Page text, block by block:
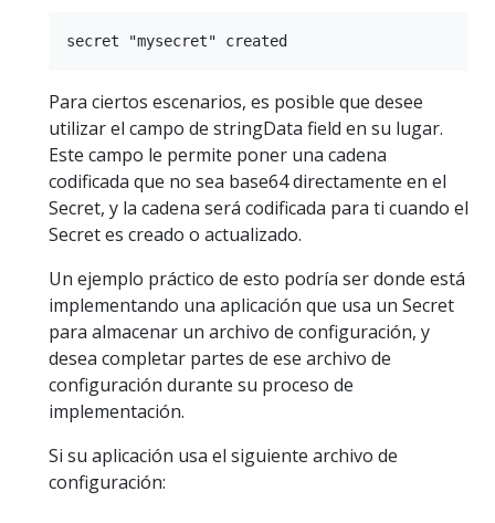
Para ciertos escenarios, es posible que desee
utilizar el campo de stringData field en su lugar.
Este campo le permite poner una cadena
codificada que no sea base64 directamente en el
Secret, y la cadena será codificada para ti cuando el
Secret es creado o actualizado.
Un ejemplo práctico de esto podría ser donde está
implementando una aplicación que usa un Secret
para almacenar un archivo de configuración, y
desea completar partes de ese archivo de
configuración durante su proceso de
implementación.
Si su aplicación usa el siguiente archivo de
configuración: